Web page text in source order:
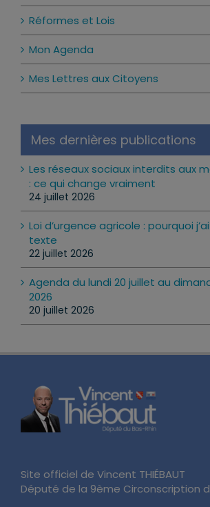
Réformes et Lois
Mon Agenda
Mes Lettres aux Citoyens
Mes dernières publications
Les réseaux sociaux interdits aux
: ce qui change vraiment
24 juillet 2026
Loi d’urgence agricole : pourquoi
texte
22 juillet 2026
Agenda du lundi 20 juillet au
2026
20 juillet 2026
Site officiel de Vincent THIÉBAUT
Député de la 9ème Circonscription